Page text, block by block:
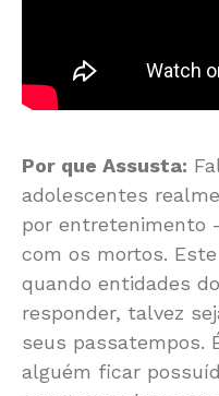
Por que Assusta:
adolescentes
por entretenimento
com os mortos.
quando entidades
responder, talvez
seus passatempos.
alguém ficar